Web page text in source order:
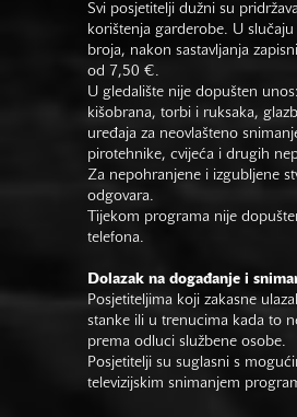
Svi posjetitelji dužni su
korištenja garderobe. U
broja, nakon sastavljanja
od 7,50 €.
U gledalište nije dopušten
kišobrana, torbi i ruksaka,
uređaja za neovlašteno
pirotehnike, cvijeća i drugih
Za nepohranjene i izgubljene
odgovara.
Tijekom programa nije
telefona.
Dolazak na događanje i
Posjetiteljima koji zakasne
stanke ili u trenucima kada to
prema odluci službene osobe.
Posjetitelji su suglasni s
televizijskim snimanjem